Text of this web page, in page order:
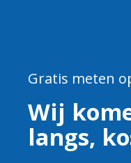
Gratis meten
Wij
langs,